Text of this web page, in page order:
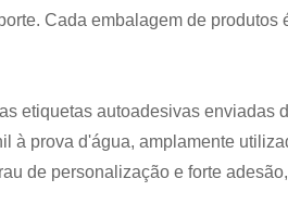
Cada embalagem de
etiquetas autoadesivas enviadas
à prova d'água, amplamente
de personalização e forte